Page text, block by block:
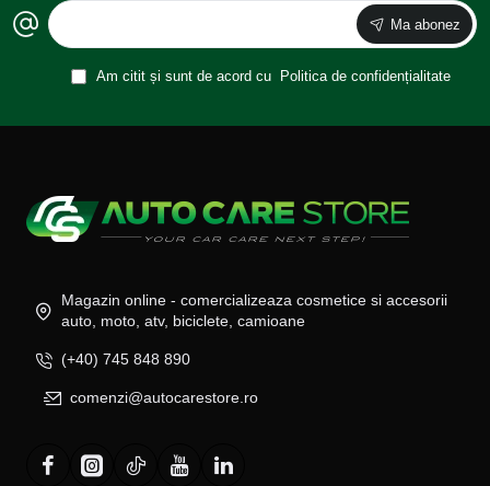
Ma abonez
Am citit și sunt de acord cu Politica de confidențialitate
Magazin online - comercializeaza cosmetice si accesorii
auto, moto, atv, biciclete, camioane
(+40) 745 848 890
comenzi@autocarestore.ro